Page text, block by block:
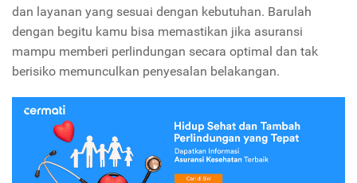
dan layanan yang sesuai dengan kebutuhan. Barulah
dengan begitu kamu bisa memastikan jika asuransi
mampu memberi perlindungan secara optimal dan tak
berisiko memunculkan penyesalan belakangan.